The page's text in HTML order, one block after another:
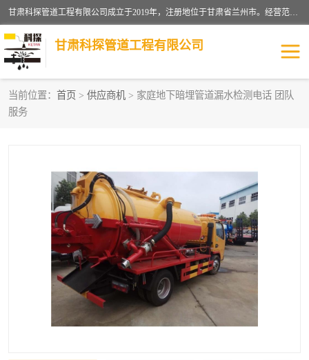
甘肃科探管道工程有限公司成立于2019年，注册地位于甘肃省兰州市。经营范围包括管道安装、清洗、疏通、维修、检测，防水工程，工程钻孔，化粪池清理，暖气安装，给排水管道安装维修，室内外管道如消防、供水、供热管道漏水检测定位，室内外防水堵漏等。
甘肃科探管道工程有限公司
当前位置： 首页 > 供应商机 > 家庭地下暗埋管道漏水检测电话 团队
服务
管道安装维修
供热管道漏水 排水管道漏水
自来水管漏水 管道疏通
高压车疏通清淤